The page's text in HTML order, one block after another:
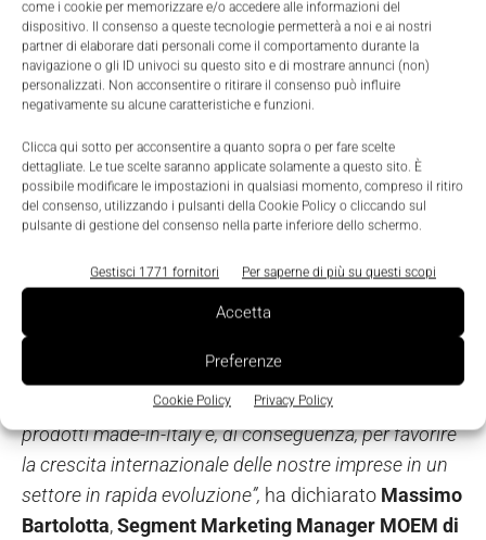
come i cookie per memorizzare e/o accedere alle informazioni del
dispositivo. Il consenso a queste tecnologie permetterà a noi e ai nostri
partner di elaborare dati personali come il comportamento durante la
navigazione o gli ID univoci su questo sito e di mostrare annunci (non)
personalizzati. Non acconsentire o ritirare il consenso può influire
negativamente su alcune caratteristiche e funzioni.
Clicca qui sotto per acconsentire a quanto sopra o per fare scelte
dettagliate. Le tue scelte saranno applicate solamente a questo sito. È
possibile modificare le impostazioni in qualsiasi momento, compreso il ritiro
del consenso, utilizzando i pulsanti della Cookie Policy o cliccando sul
pulsante di gestione del consenso nella parte inferiore dello schermo.
Gestisci 1771 fornitori Per saperne di più su questi scopi
Accetta
Preferenze
Cookie Policy Privacy Policy
impegniamo a porci come partner di fiducia degli
OEM, offrendo loro tutto il supporto necessario per
fronteggiare la complessità delle normative
internazionali. In particolare, quelle relative
estremamente complicata a causa dell'ampia gamma
di classi di backup nordamericane. Per rispondere a
questa esigenza di chiarezza, siamo costantemente
costruttori nella selezione e nell’implementazione
delle tecnologie necessarie per l’adeguamento delle
proprie macchine. Crediamo, infatti, che la
condivisione di informazioni e best practice sia
essenziale per promuovere l’esportazione dei
prodotti made-in-Italy e, di conseguenza, per favorire
la crescita internazionale delle nostre imprese in un
settore in rapida evoluzione”, ha dichiarato Massimo
Bartolotta,Segment Marketing Manager MOEM di